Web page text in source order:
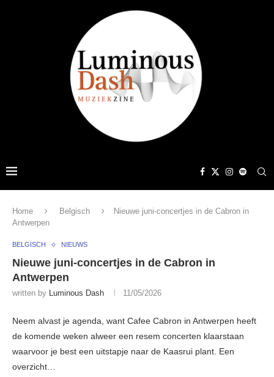
Home Belgisch
Nieuwe juni-concertjes in de Cabron in
Antwerpen
BELGISCH NIEUWS
Nieuwe juni-concertjes in de Cabron in
Antwerpen
written by Luminous Dash 11/05/2026
Neem alvast je agenda, want Cafee Cabron in Antwerpen heeft
de komende weken alweer een resem concerten klaarstaan
waarvoor je best een uitstapje naar de Kaasrui plant. Een
overzicht…